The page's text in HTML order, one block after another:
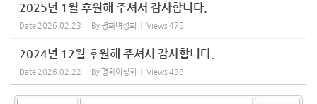
2025년 1월 후원해 주셔서 감사합니다.
Date 2026.02.23 By평화여성회 Views 475
2024년 12월 후원해 주셔서 감사합니다.
Date 2026.02.22 By평화여성회 Views 438